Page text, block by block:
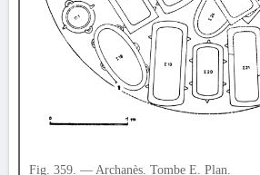
Fig. 359. — Archanès. Tombe Ε. Plan.